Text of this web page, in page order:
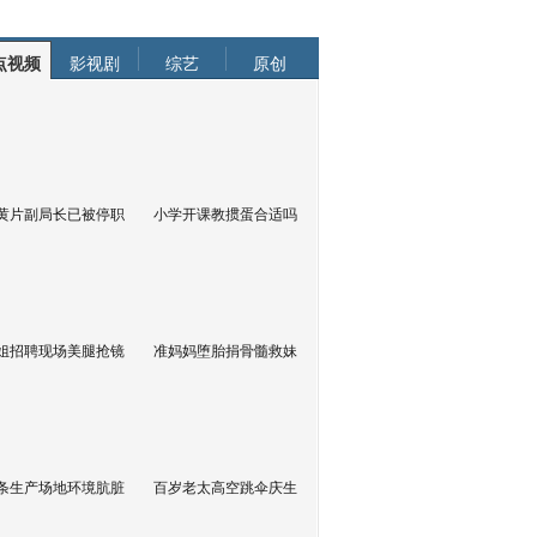
视频 影视剧 综艺 原创
片副局长已被停职 小学开课教掼蛋合适吗
招聘现场美腿抢镜 准妈妈堕胎捐骨髓救妹
生产场地环境肮脏 百岁老太高空跳伞庆生